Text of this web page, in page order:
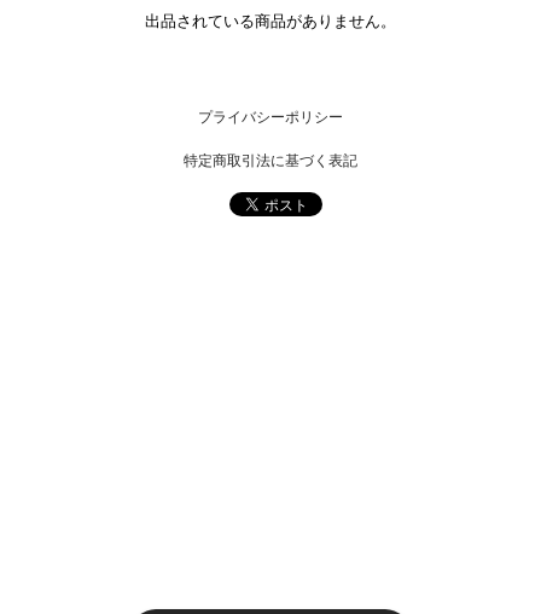
出品されている商品がありません。
プライバシーポリシー
特定商取引法に基づく表記